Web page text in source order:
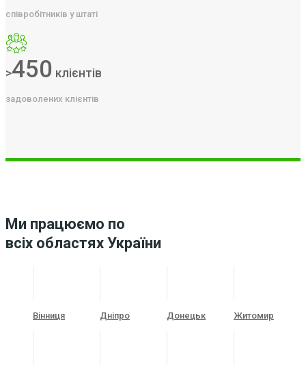
співробітників у штаті
>450 клієнтів
задоволених клієнтів
Ми працюємо по
всіх областях України
Вінниця Дніпро Донецьк Житомир